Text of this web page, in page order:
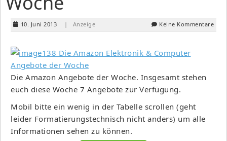
10. Juni 2013 | Anzeige Keine Kommentare
Die Amazon Angebote der Woche. Insgesamt stehen
euch diese Woche 7 Angebote zur Verfügung.
Mobil bitte ein wenig in der Tabelle scrollen (geht
leider Formatierungstechnisch nicht anders) um alle
Informationen sehen zu können.